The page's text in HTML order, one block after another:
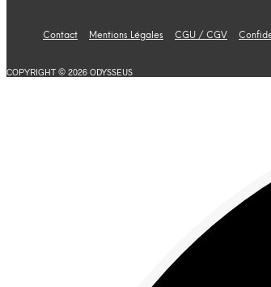
Contact Mentions Légales CGU / CGV
COPYRIGHT © 2026 ODYSSEUS